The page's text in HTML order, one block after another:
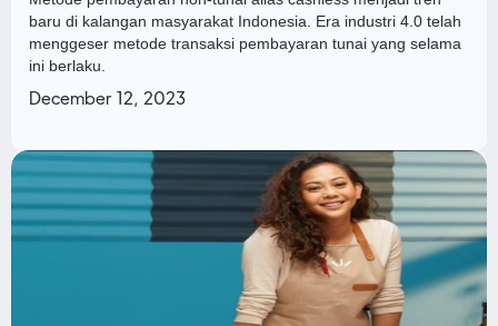
baru di kalangan masyarakat Indonesia. Era industri 4.0 telah
menggeser metode transaksi pembayaran tunai yang selama
ini berlaku.
December 12, 2023